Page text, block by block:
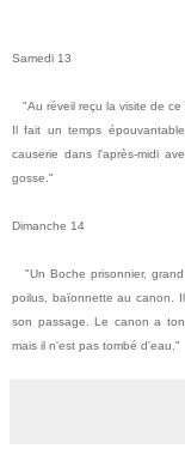
Samedi 13
"Au réveil reçu la visite de ce
Il fait un temps
causerie dans l'après-midi
gosse."
Dimanche 14
"Un Boche prisonnier,
poilus, baïonnette au canon.
son passage. Le canon a
mais il n'est pas tombé d'eau."